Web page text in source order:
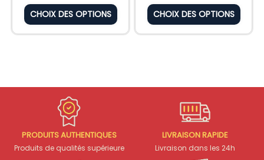
CHOIX DES OPTIONS CHOIX DES OPTIONS
PRODUITS AUTHENTIQUES
Produits de qualités supérieure
LIVRAISON RAPIDE
Livraison dans les 24h